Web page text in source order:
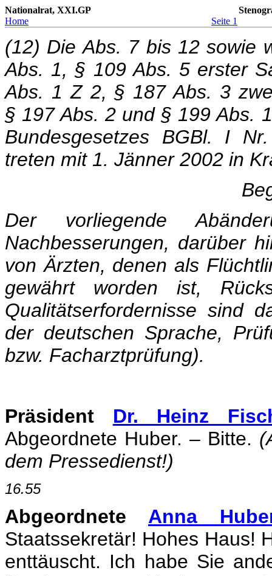
Nationalrat, XXI.GP
Home
Seite 1
(12) Die Abs. 7 bis 12 sowie
Abs. 1, § 109 Abs. 5 erster
Abs. 1 Z 2, § 187 Abs. 3
§ 197 Abs. 2 und § 199 Abs.
Bundesgesetzes BGBl. I
treten mit 1. Jänner 2002 in
Der vorliegende
Nachbesserungen, darüber
von Ärzten, denen als
gewährt worden ist,
Qualitätserfordernisse sind
der deutschen Sprache,
bzw. Facharztprüfung).
Präsident Dr. Heinz
Abgeordnete Huber. – Bitte.
dem Pressedienst!)
16.55
Abgeordnete Anna
Staatssekretär! Hohes Haus!
enttäuscht. Ich habe Sie